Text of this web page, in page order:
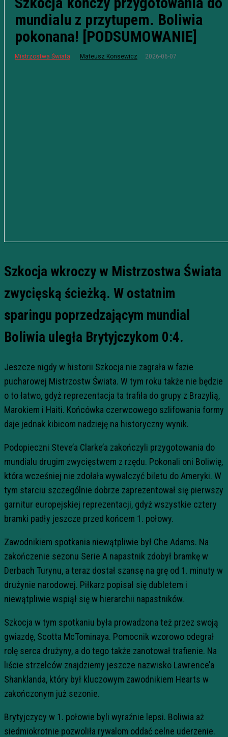
mundialu z przytupem. Boliwia
pokonana! [PODSUMOWANIE]
Mistrzostwa Świata Mateusz Konsewicz 2026-06-07
Szkocja wkroczy w Mistrzostwa Świata
zwycięską ścieżką. W ostatnim
sparingu poprzedzającym mundial
Boliwia uległa Brytyjczykom 0:4.
Jeszcze nigdy w historii Szkocja nie zagrała w fazie
pucharowej Mistrzostw Świata. W tym roku także nie będzie
o to łatwo, gdyż reprezentacja ta trafiła do grupy z Brazylią,
Marokiem i Haiti. Końcówka czerwcowego szlifowania formy
daje jednak kibicom nadzieję na historyczny wynik.
Podopieczni Steve’a Clarke’a zakończyli przygotowania do
mundialu drugim zwycięstwem z rzędu. Pokonali oni Boliwię,
która wcześniej nie zdołała wywalczyć biletu do Ameryki. W
tym starciu szczególnie dobrze zaprezentował się pierwszy
garnitur europejskiej reprezentacji, gdyż wszystkie cztery
bramki padły jeszcze przed końcem 1. połowy.
Zawodnikiem spotkania niewątpliwie był Che Adams. Na
zakończenie sezonu Serie A napastnik zdobył bramkę w
Derbach Turynu, a teraz dostał szansę na grę od 1. minuty w
drużynie narodowej. Piłkarz popisał się dubletem i
niewątpliwie wspiął się w hierarchii napastników.
Szkocja w tym spotkaniu była prowadzona też przez swoją
gwiazdę, Scotta McTominaya. Pomocnik wzorowo odegrał
rolę serca drużyny, a do tego także zanotował trafienie. Na
liście strzelców znajdziemy jeszcze nazwisko Lawrence’a
Shanklanda, który był kluczowym zawodnikiem Hearts w
zakończonym już sezonie.
Brytyjczycy w 1. połowie byli wyraźnie lepsi. Boliwia aż
siedmiokrotnie pozwoliła rywalom oddać celne uderzenie.